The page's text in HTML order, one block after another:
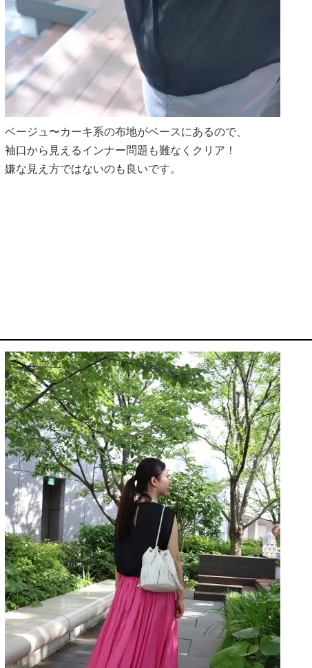
ベージュ〜カーキ系の布地がベースにあるので、
袖口から見えるインナー問題も難なくクリア！
嫌な見え方ではないのも良いです。